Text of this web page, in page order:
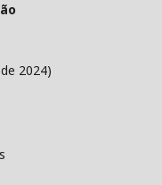
2024)